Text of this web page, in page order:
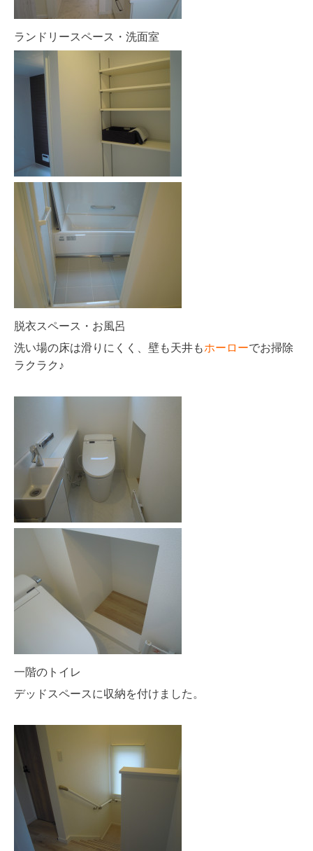
ランドリースペース・洗面室
脱衣スペース・お風呂
洗い場の床は滑りにくく、壁も天井もホーローでお掃除
ラクラク♪
一階のトイレ
デッドスペースに収納を付けました。